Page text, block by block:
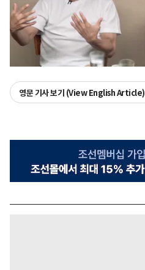
영문 기사 보기 (View English Article)